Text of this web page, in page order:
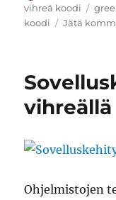
vihreä koodi
koodi
Jätä
Ohjelmistojen